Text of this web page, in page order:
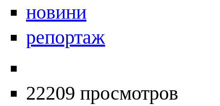
новини
репортаж
22209 просмотров